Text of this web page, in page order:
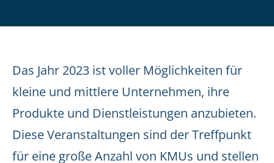
Das Jahr 2023 ist voller Möglichkeiten für
kleine und mittlere Unternehmen, ihre
Produkte und Dienstleistungen anzubieten.
Diese Veranstaltungen sind der Treffpunkt
für eine große Anzahl von KMUs und stellen